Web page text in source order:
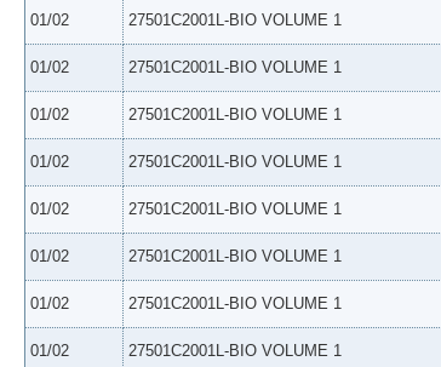
01/02 27501C2001L-BIO VOLUME 1
01/02 27501C2001L-BIO VOLUME 1
01/02 27501C2001L-BIO VOLUME 1
01/02 27501C2001L-BIO VOLUME 1
01/02 27501C2001L-BIO VOLUME 1
01/02 27501C2001L-BIO VOLUME 1
01/02 27501C2001L-BIO VOLUME 1
01/02 27501C2001L-BIO VOLUME 1